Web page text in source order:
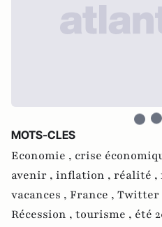
MOTS-CLES
Economie , crise
avenir , inflation , réalité ,
vacances , France , Twitter
Récession , tourisme , été